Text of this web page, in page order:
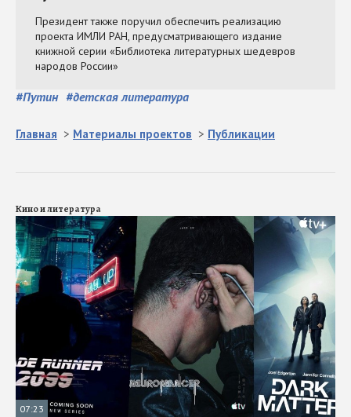
#Путин #детская литература
Главная > Материалы проектов > Публикации
Кино и литература
07:23